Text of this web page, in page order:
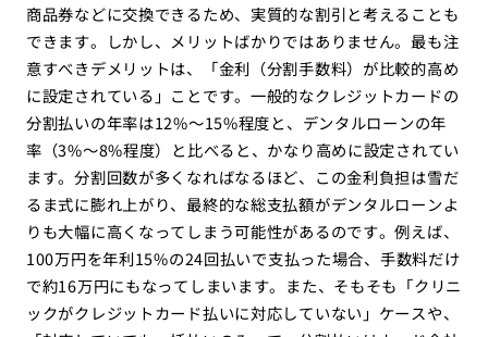
商品券などに交換できるため、実質的な割引と考えることも
できます。しかし、メリットばかりではありません。最も注
意すべきデメリットは、「金利（分割手数料）が比較的高め
に設定されている」ことです。一般的なクレジットカードの
分割払いの年率は12%〜15%程度と、デンタルローンの年
率（3%〜8%程度）と比べると、かなり高めに設定されてい
ます。分割回数が多くなればなるほど、この金利負担は雪だ
るま式に膨れ上がり、最終的な総支払額がデンタルローンよ
りも大幅に高くなってしまう可能性があるのです。例えば、
100万円を年利15%の24回払いで支払った場合、手数料だけ
で約16万円にもなってしまいます。また、そもそも「クリニ
ックがクレジットカード払いに対応していない」ケースや、